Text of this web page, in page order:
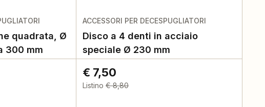
quadrata, Ø
300 mm
ACCESSORI PER DECESPUGLIATORI
Disco a 4 denti in acciaio
speciale Ø 230 mm
€ 7,50
Listino € 8,80